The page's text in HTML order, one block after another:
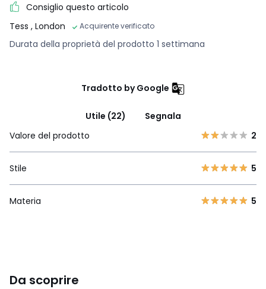
Consiglio questo articolo
Tess , London Acquirente verificato
Durata della proprietà del prodotto 1 settimana
Tradotto by Google
Utile (22)
Segnala
Valore del prodotto
2
Stile 5
Materia 5
Da scoprire